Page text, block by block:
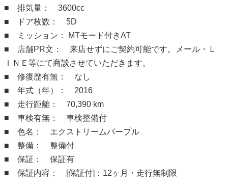
■ 排気量： 3600cc
■ ドア枚数： 5D
■ ミッション： MTモード付きAT
■ 店舗PR文： 来店せずにご契約可能です。メール・Ｌ
ＩＮＥ等にて商談させていただきます。
■ 修復歴有無： なし
■ 年式（年）： 2016
■ 走行距離： 70,390 km
■ 車検有無： 車検整備付
■ 色名： エクストリームパープル
■ 整備： 整備付
■ 保証： 保証有
■ 保証内容： [保証付]：12ヶ月・走行無制限